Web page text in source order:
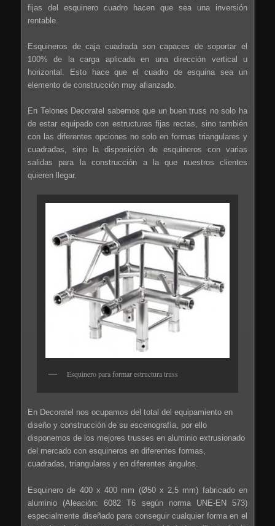
fijas del esquinero cuadro hacen que sea una inversión
rentable.
Esquineros de caja cuadrada son capaces de soportar el
100% de la carga aplicada en una dirección vertical u
horizontal. Esto hace que el cuadro de esquina sea un
elemento de construcción muy afianzado.
En Telones Decoratel sabemos que un buen truss no solo ha
de estar equipado con estructuras fijas rectas, sino también
con las diferentes opciones no solo en formas triangulares y
cuadradas, sino la disposición de esquineros con varias
salidas para la construcción a la que nuestros clientes
quieren llegar.
Esquinero para formar estructura truss
En Decoratel nos ocupamos del total del equipamiento en
diseño y construcción de su escenografía, por ello
disponemos de los mejores trusses en aluminio extrusionado
del mercado con esquineros en diferentes formas,
cuadradas, triangulares y en diferentes ángulos.
Esquinero de 400 x 400 mm (Ø50 x 2,5 mm) fabricado en
aluminio (Aleación: 6082 T6 según norma UNE-EN 573)
especialmente diseñado para conseguir cualquier forma en el